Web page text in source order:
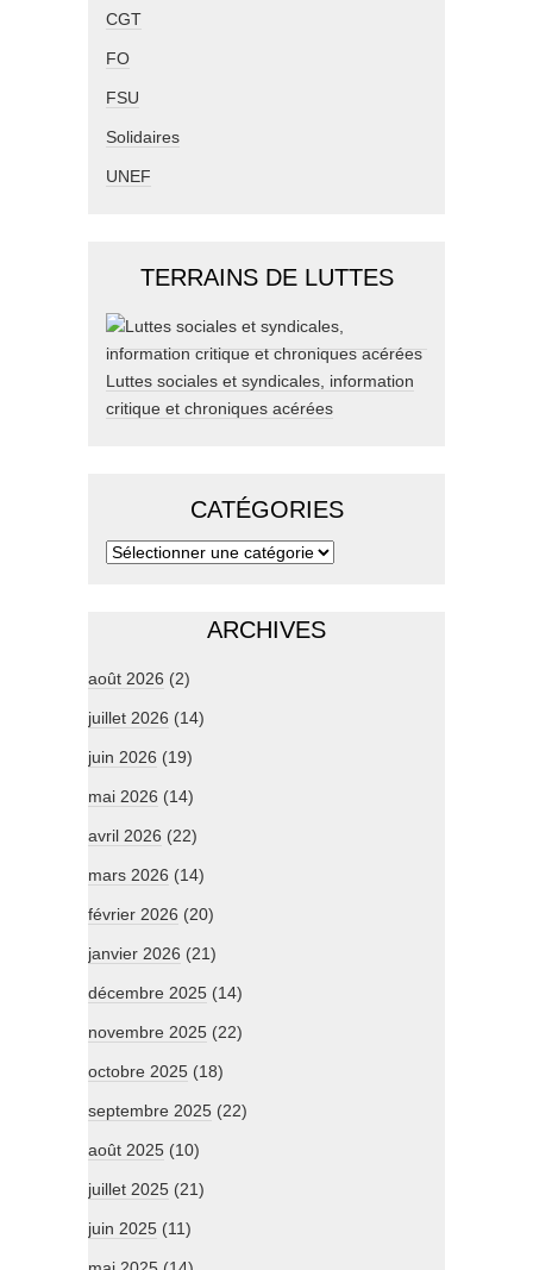
CGT
FO
FSU
Solidaires
UNEF
TERRAINS DE LUTTES
Luttes sociales et syndicales, information
critique et chroniques acérées
CATÉGORIES
ARCHIVES
août 2026 (2)
juillet 2026 (14)
juin 2026 (19)
mai 2026 (14)
avril 2026 (22)
mars 2026 (14)
février 2026 (20)
janvier 2026 (21)
décembre 2025 (14)
novembre 2025 (22)
octobre 2025 (18)
septembre 2025 (22)
août 2025 (10)
juillet 2025 (21)
juin 2025 (11)